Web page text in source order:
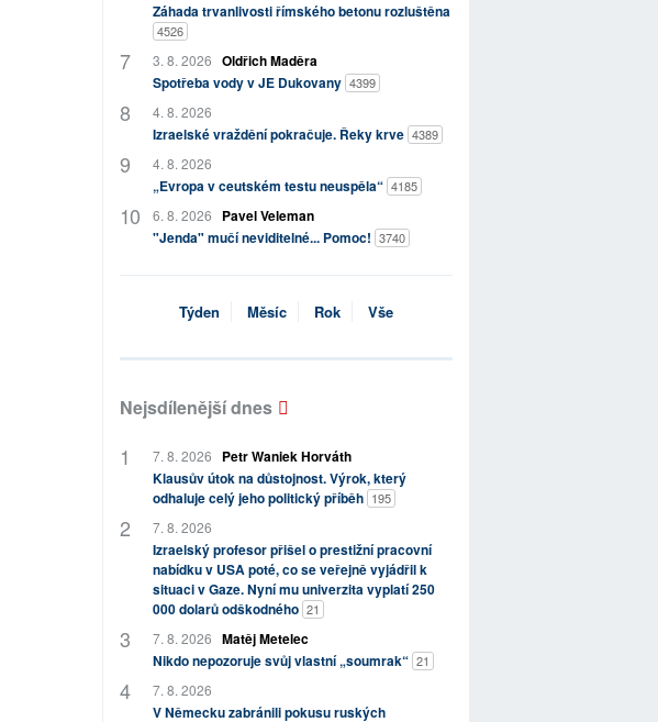
Záhada trvanlivosti římského betonu rozluštěna
4526
3. 8. 2026 Oldřich Maděra
Spotřeba vody v JE Dukovany 4399
4. 8. 2026
Izraelské vraždění pokračuje. Řeky krve 4389
4. 8. 2026
„Evropa v ceutském testu neuspěla“ 4185
6. 8. 2026
Pavel Veleman
"Jenda" mučí neviditelné... Pomoc! 3740
Týden Měsíc Rok Vše
Nejsdílenější dnes
7. 8. 2026
Petr Waniek Horváth
Klausův útok na důstojnost. Výrok, který
odhaluje celý jeho politický příběh 195
7. 8. 2026
Izraelský profesor přišel o prestižní pracovní
nabídku v USA poté, co se veřejně vyjádřil k
situaci v Gaze. Nyní mu univerzita vyplatí 250
000 dolarů odškodného 21
7. 8. 2026 Matěj Metelec
Nikdo nepozoruje svůj vlastní „soumrak“ 21
7. 8. 2026
V Německu zabránili pokusu ruských